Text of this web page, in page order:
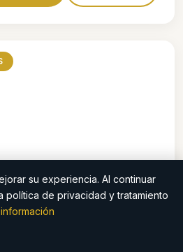
$70
su experiencia. Al continuar
política de privacidad y tratamiento